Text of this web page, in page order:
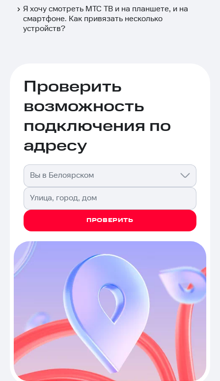
Я хочу смотреть МТС ТВ и на планшете, и на
смартфоне. Как привязать несколько
устройств?
Проверить
возможность
подключения по
адресу
Вы в Белоярском
Улица, город, дом
ПРОВЕРИТЬ